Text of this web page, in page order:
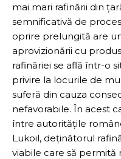
mai mari rafinării din
semnificativă de
oprire prelungită are
aprovizionării cu
rafinăriei se află într-o
privire la locurile de
suferă din cauza
nefavorabile. În acest
între autoritățile
Lukoil, deținătorul
viabile care să permită